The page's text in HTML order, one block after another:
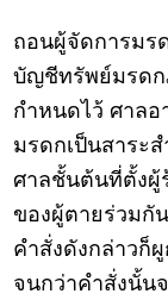
ถอนผู้จัดการมร
บัญชีทรัพย์มรดก
กำหนดไว้ ศาล
มรดกเป็นสาระ
ศาลชั้นต้นที่ตั้งผู้
ของผู้ตายร่วมกั
คำสั่งดังกล่าวก็
จนกว่าคำสั่งนั้น